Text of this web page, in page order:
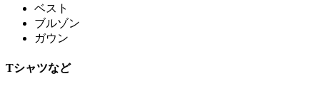
ベスト
ブルゾン
ガウン
Tシャツなど